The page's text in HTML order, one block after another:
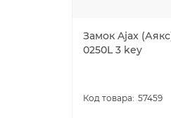
Замок Ajax
0250L 3 key
57459